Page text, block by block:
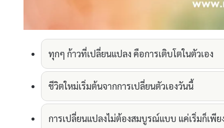
ทุกๆ ก้าวที่เปลี่ยนแปลง คือการเติบโตในตัวเอง
ชีวิตใหม่เริ่มต้นจากการเปลี่ยนตัวเองวันนี้
การเปลี่ยนแปลงไม่ต้องสมบูรณ์แบบ แค่เริ่มก็เพี